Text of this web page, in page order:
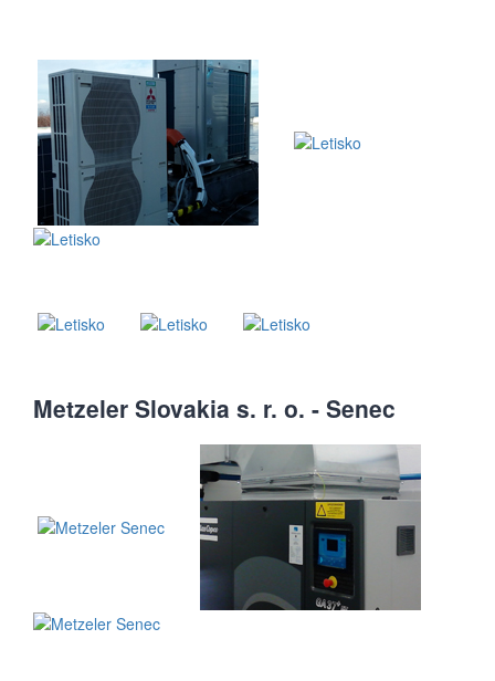
Metzeler Slovakia s. r. o. - Senec